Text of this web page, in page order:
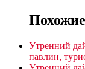
Утренний
павлин,